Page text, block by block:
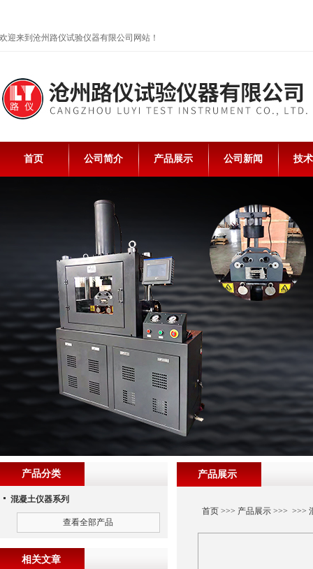
欢迎来到沧州路仪试验仪器有限公司网站！
首页 公司简介 产品展示 公司新闻 技
产品展示
首页>>> 产品展示>>> >>>
产品分类
混凝土仪器系列
查看全部产品
相关文章